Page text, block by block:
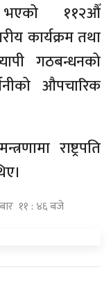
भएको ११२औँ
कार्यक्रम तथा
गठबन्धनको
औपचारिक
राष्ट्रपति
११ : ४६ बजे